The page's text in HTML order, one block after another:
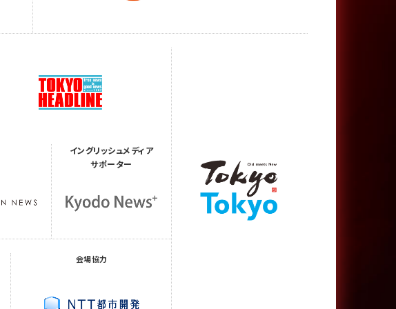
イングリッシュメディア
サポーター
会場協力